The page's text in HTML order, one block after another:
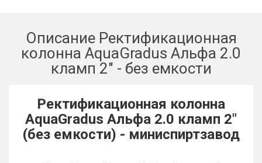
Описание Ректификационная
колонна AquaGradus Альфа 2.0
кламп 2" - без емкости
Ректификационная колонна
AquaGradus Альфа 2.0 кламп 2"
(без емкости) - миниспиртзавод